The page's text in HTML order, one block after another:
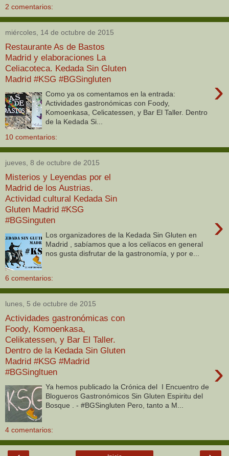
2 comentarios:
miércoles, 14 de octubre de 2015
Restaurante As de Bastos
Madrid y elaboraciones La
Celiacoteca. Kedada Sin Gluten
Madrid #KSG #BGSingluten
›
Como ya os comentamos en la entrada:
Actividades gastronómicas con Foody,
Komoenkasa, Celicatessen, y Bar El Taller. Dentro
de la Kedada Si...
10 comentarios:
jueves, 8 de octubre de 2015
Misterios y Leyendas por el
Madrid de los Austrias.
Actividad cultural Kedada Sin
Gluten Madrid #KSG
#BGSinguten
›
Los organizadores de la Kedada Sin Gluten en
Madrid , sabíamos que a los celíacos en general
nos gusta disfrutar de la gastronomía, y por e...
6 comentarios:
lunes, 5 de octubre de 2015
Actividades gastronómicas con
Foody, Komoenkasa,
Celikatessen, y Bar El Taller.
Dentro de la Kedada Sin Gluten
Madrid #KSG #Madrid
#BGSingltuen
›
Ya hemos publicado la Crónica del I Encuentro de
Blogueros Gastronómicos Sin Gluten Espiritu del
Bosque . - #BGSingluten Pero, tanto a M...
4 comentarios: